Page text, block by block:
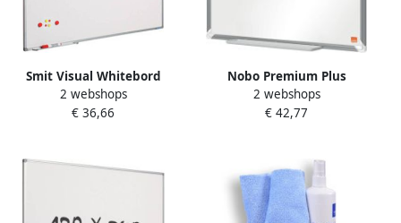
Smit Visual Whitebord
45x60 cm Softline profiel
8mm gelakt staal wit
2 webshops
€ 36,66
Nobo Premium Plus
magnetisch whiteboard
gelakt staal ft 60 x 45 cm
2 webshops
€ 42,77